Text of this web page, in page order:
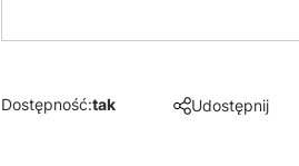
Dostępność:tak Udostępnij